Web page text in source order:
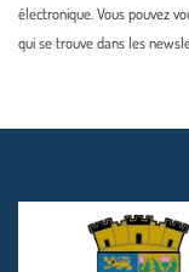
électronique. Vous pouvez
qui se trouve dans les